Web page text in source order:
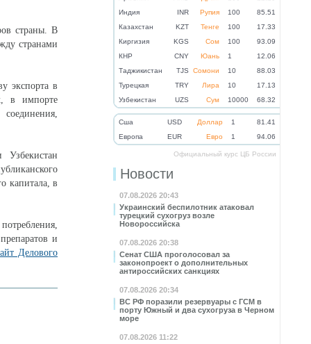
Индия
INR Рупия 100
85.51
Казахстан
KZT Тенге 100
17.33
Киргизия
KGS Сом 100
93.09
КНР
CNY Юань 1
12.06
Таджикистан
TJS Сомони 10
88.03
Турецкая
TRY Лира 10
17.13
Узбекистан
UZS Сум 10000 68.32
Cша USD Доллар 1
81.41
Eвропа
EUR Евро 1 94.06
Официальный курс ЦБ России
Новости
07.08.2026 20:43
Украинский беспилотник атаковал
турецкий сухогруз возле
Новороссийска
07.08.2026 20:38
Сенат США проголосовал за
законопроект о дополнительных
антироссийских санкциях
07.08.2026 20:34
ВС РФ поразили резервуары с ГСМ в
порту Южный и два сухогруза в Черном
море
07.08.2026 11:22
страны. В
странами
экспорта в
в импорте
капитала, в
и
Делового